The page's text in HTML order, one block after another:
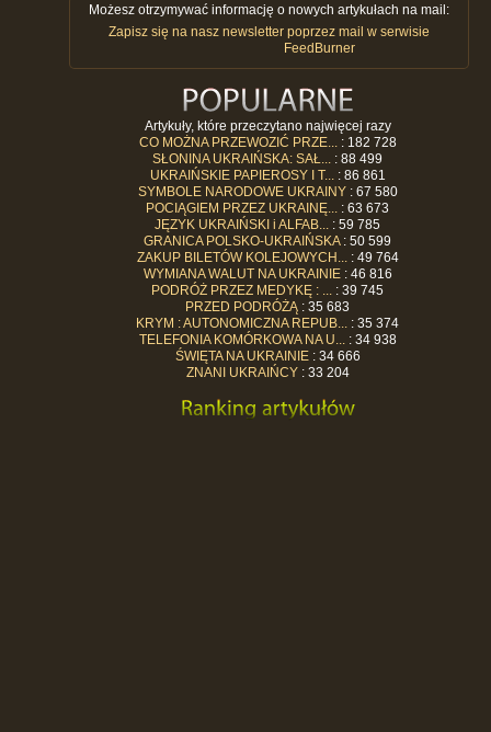
Możesz otrzymywać informację o nowych artykułach na mail:
Zapisz się na nasz newsletter poprzez mail w serwisie
FeedBurner
Artykuły, które przeczytano najwięcej razy
CO MOŻNA PRZEWOZIĆ PRZE...
: 182 728
SŁONINA UKRAIŃSKA: SAŁ...
: 88 499
UKRAIŃSKIE PAPIEROSY I T...
: 86 861
SYMBOLE NARODOWE UKRAINY: 67 580
POCIĄGIEM PRZEZ UKRAINĘ...
: 63 673
JĘZYK UKRAIŃSKI i ALFAB...
: 59 785
GRANICA POLSKO-UKRAIŃSKA: 50 599
ZAKUP BILETÓW KOLEJOWYCH...
: 49 764
WYMIANA WALUT NA UKRAINIE: 46 816
PODRÓŻ PRZEZ MEDYKĘ : ...
: 39 745
PRZED PODRÓŻĄ : 35 683
KRYM : AUTONOMICZNA REPUB...
: 35 374
TELEFONIA KOMÓRKOWA NA U...
: 34 938
ŚWIĘTA NA UKRAINIE: 34 666
ZNANI UKRAIŃCY: 33 204